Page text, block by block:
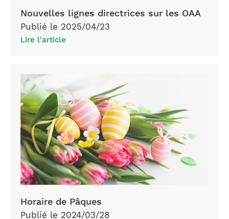
Nouvelles lignes directrices sur les OAA
Publié le 2025/04/23
Lire l'article
Horaire de Pâques
Publié le 2024/03/28